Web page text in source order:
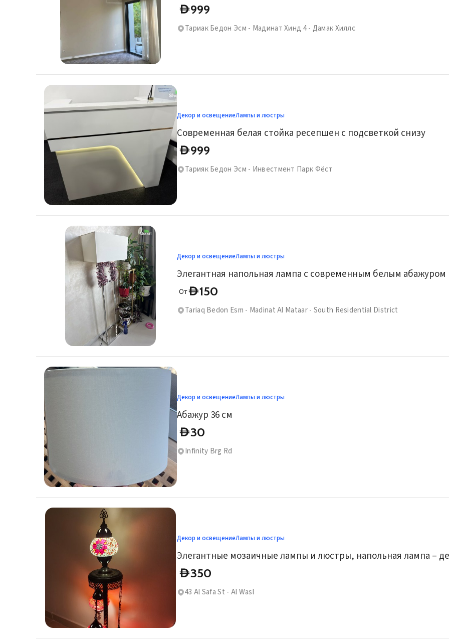
D999
Тариак Бедон Эсм - Мадинат Хинд 4 - Дамак Хиллс
Декор и освещениеЛампы и люстры
Современная белая стойка ресепшен с подсветкой снизу
D999
Тарияк Бедон Эсм - Инвестмент Парк Фёст
Декор и освещениеЛампы и люстры
ОтD150
Tariaq Bedon Esm - Madinat Al Mataar - South Residential District
Декор и освещениеЛампы и люстры
Абажур 36 см
D30
Infinity Brg Rd
Декор и освещениеЛампы и люстры
D350
43 Al Safa St - Al Wasl